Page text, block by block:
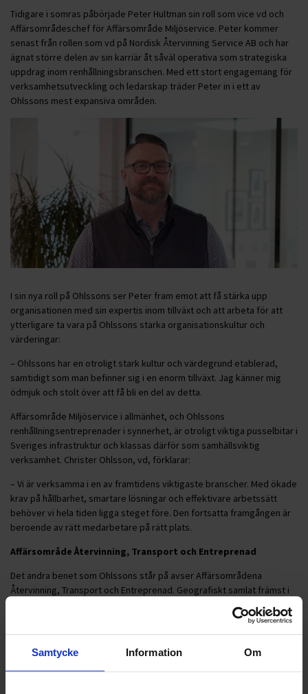
Samtycke Information Om
Tidigare i somras påbörjade Peter Hultman sin roll som vice vd och
Affärsområdeschef för Affärsområde Miljöservice. Peter kommer
senast från rollen som vd på Nordisk Återvinning Service AB och har
ägnat större delen av sin karriär åt såväl operativa som strategiska
uppdrag inom renhållningsbranschen. Med ett stort engagemang för
verksamhetsutveckling och ledarskap träder Peter in i ett av
Ohlssons mest expansiva områden.
I sin nya roll på Ohlssons ser Peter fram emot att få stärka upp
organisationen med sin expertis inom tillväxt och att arbeta för att
ytterligare ta vara på Ohlssons starka organisationskultur och
värderingar:
– Ohlssons har en otroligt stark kultur och värdegrund etablerad,
samtidigt som man befinner sig i en enorm tillväxt. Jag känner mig
ödmjuk och stolt över att få bli en del av detta.
Affärsområde Miljöservice i allmänhet, och Ohlssons
renhållningsentreprenader i synnerhet, är otroligt viktiga pusselbitar i
Sveriges infrastruktur och klassas därför som samhällsviktig
verksamhet. Christer Ohlsson, vd, förklarar:
– Vi är verksamma i en av framtidens viktigaste branscher. Med ökade
krav på hållbarhet, smartare lösningar och effektivare arbetssätt
behöver vi hela tiden ligga steget före. Den fortsatta framgången är
beroende av rätt medarbetare på rätt plats.
Affärsområde Återvinning, Transport och Entreprenad
Det andra benet som Ohlssons står på avser Affärsområdena
Återvinning, Transport och Entreprenad. Geografiskt samlat främst i
södra Sverige inkluderar dessa områden även Ohlssons
industrirenhållning, terminaler, omlastning och övriga tjänster som
riktar sig till den privata sektorn.
För dessa områden kommer Hampus Johansson att ansvara i
kombination med rollen som vice vd. Sedan starten på Ohlssons 2022